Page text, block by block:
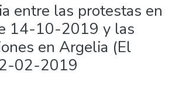
entre las protestas en
14-10-2019 y las
en Argelia (El
02-2019